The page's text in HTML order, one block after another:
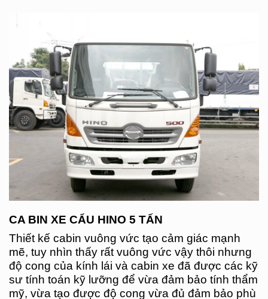
CA BIN XE CẨU HINO 5 TẤN
Thiết kế cabin vuông vức tạo cảm giác mạnh
mẽ, tuy nhìn thấy rất vuông vức vậy thôi nhưng
độ cong của kính lái và cabin xe đã được các kỹ
sư tính toán kỹ lưỡng để vừa đảm bảo tính thẩm
mỹ, vừa tạo được độ cong vừa đủ đảm bảo phù